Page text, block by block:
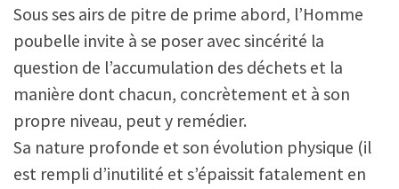
Sous ses airs de pitre de prime abord, l’Homme
poubelle invite à se poser avec sincérité la
question de l’accumulation des déchets et la
manière dont chacun, concrètement et à son
propre niveau, peut y remédier.
Sa nature profonde et son évolution physique (il
est rempli d’inutilité et s’épaissit fatalement en